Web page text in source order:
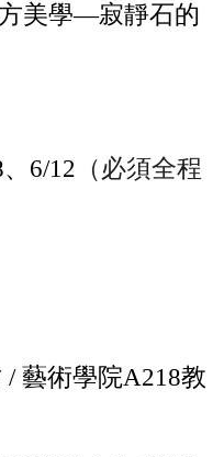
方美學—寂靜石的
6/12 （必須全程
/ 藝術學院A218教